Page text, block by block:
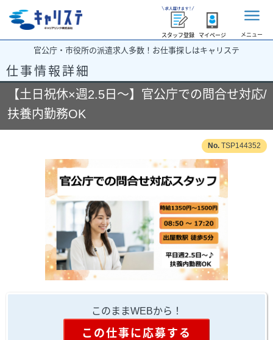
スタッフ登録 マイページ メニュー
官公庁・市役所の派遣求人多数！お仕事探しはキャリステ
仕事情報詳細
【土日祝休×週2.5日～】官公庁での問合せ対応/
扶養内勤務OK
TSP144352
このままWEBから！
この仕事に応募する